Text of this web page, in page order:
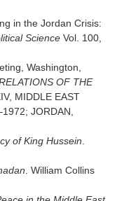
in the Jordan Crisis:
Science Vol. 100,
Washington,
OF THE
MIDDLE EAST
JORDAN,
of King Hussein
. William Collins